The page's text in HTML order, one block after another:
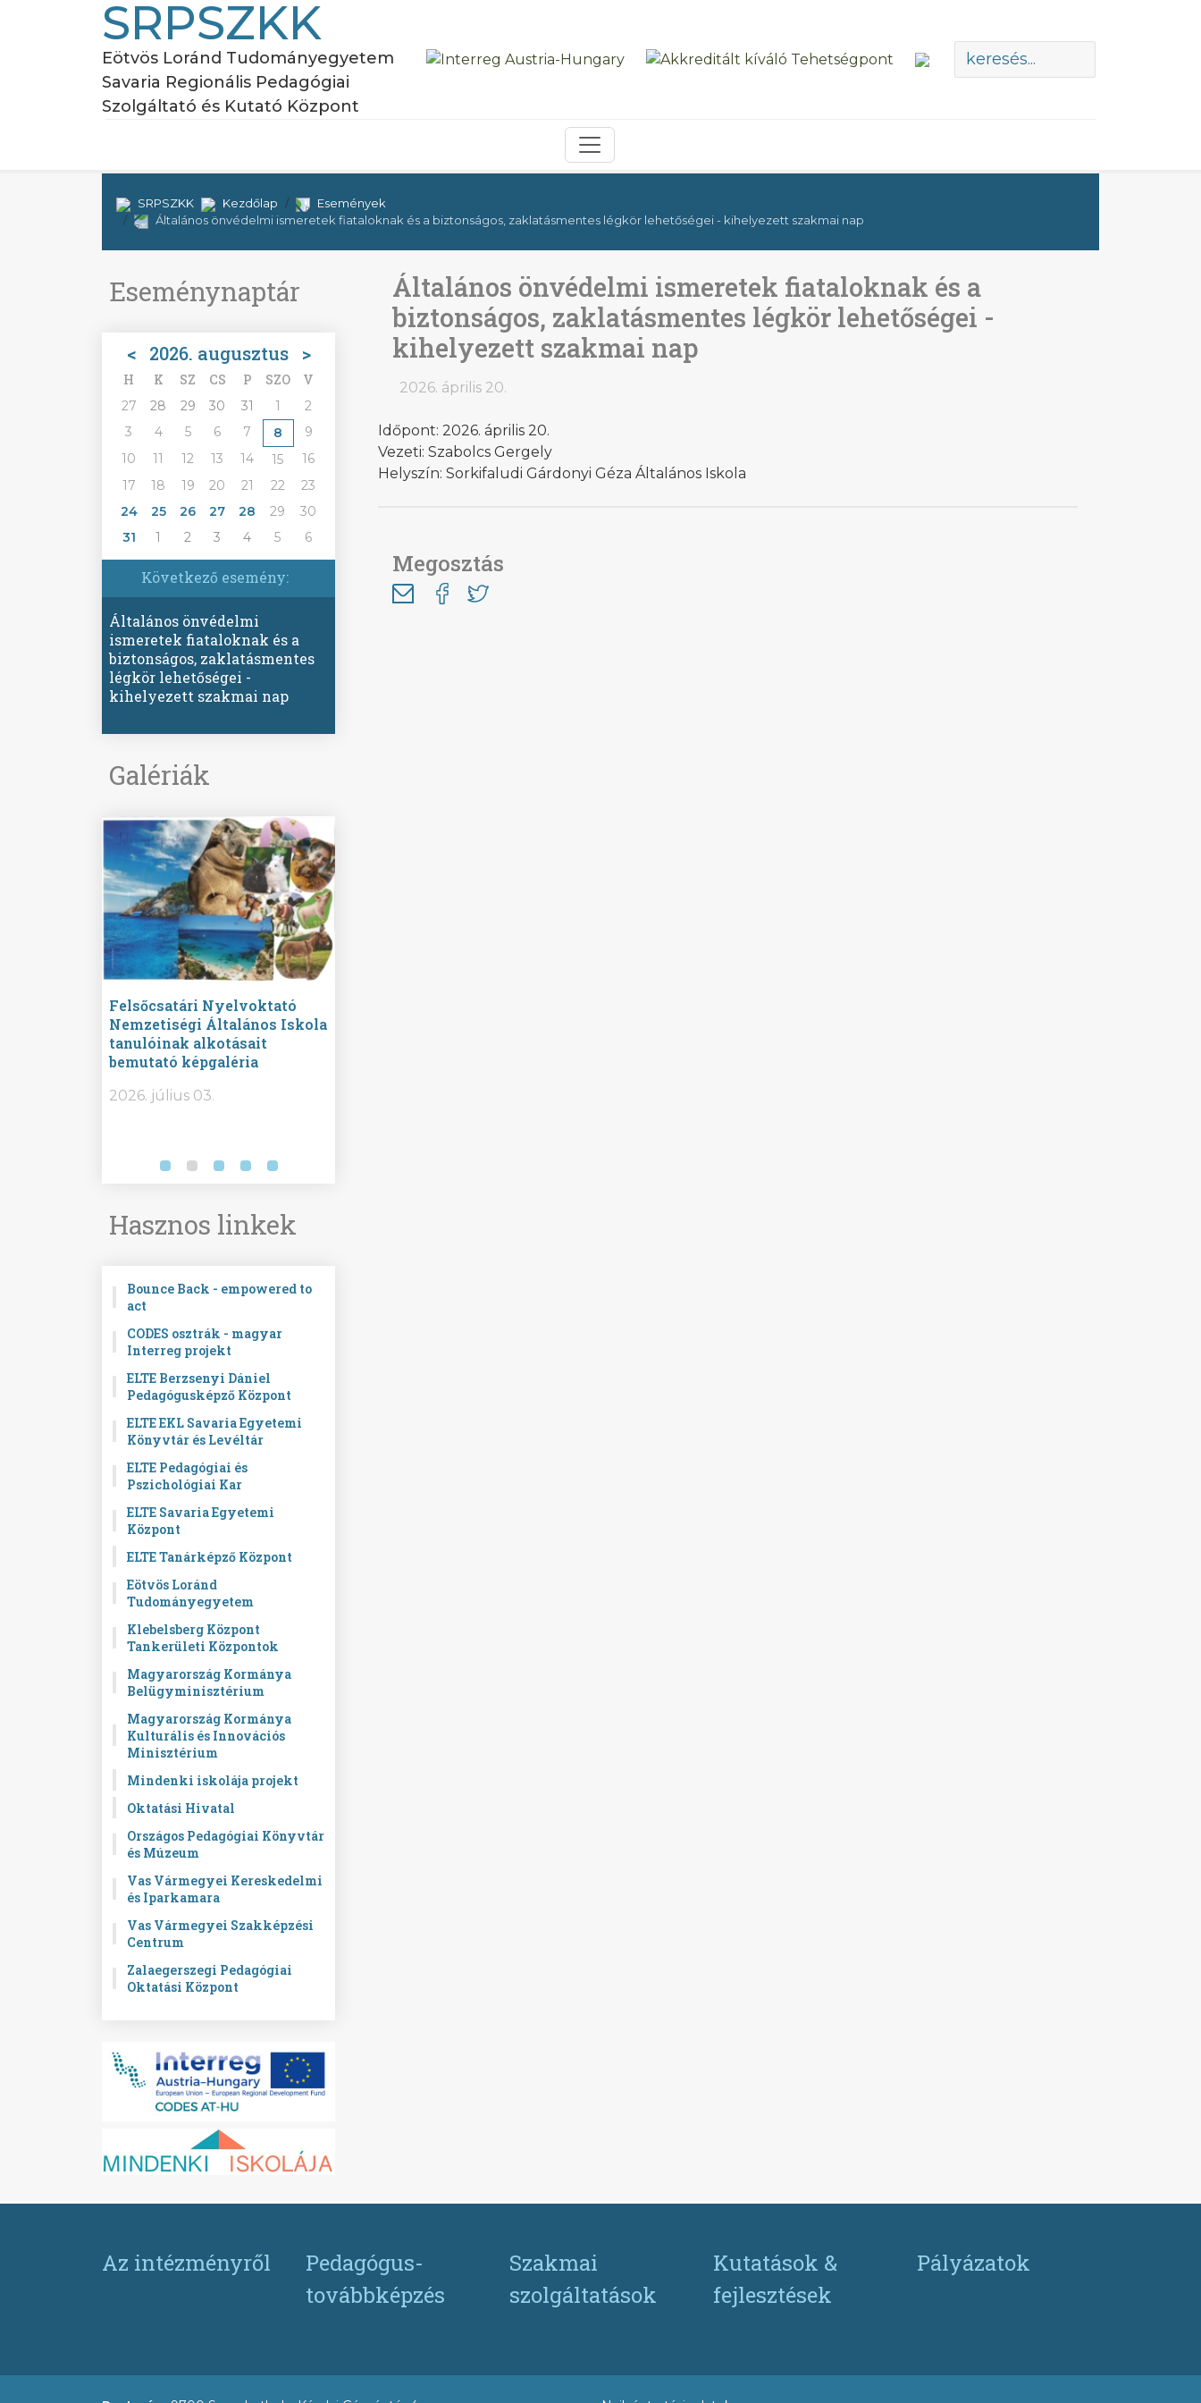
SRPSZKK
Eötvös Loránd Tudományegyetem
Savaria Regionális Pedagógiai
Szolgáltató és Kutató Központ
SRPSZKK Kezdőlap
Események
Általános önvédelmi ismeretek fiataloknak és a biztonságos, zaklatásmentes légkör lehetőségei - kihelyezett szakmai nap
Eseménynaptár
< 2026. augusztus >
H K SZ CS P SZO V
27 28 29 30 31 1
2
3
4 5 6 7 8
9
10
11 12 13 14 15
16
17
18 19 20 21 22
23
24
25 26 27 28 29
30
31
1 2 3 4 5 6
Következő esemény:
Általános önvédelmi
ismeretek fiataloknak és a
biztonságos, zaklatásmentes
légkör lehetőségei -
kihelyezett szakmai nap
Galériák
Felsőcsatári Nyelvoktató
Nemzetiségi Általános Iskola
tanulóinak alkotásait
bemutató képgaléria
2026. július 03.
Hasznos linkek
Bounce Back - empowered to
act
CODES osztrák - magyar
Interreg projekt
ELTE Berzsenyi Dániel
Pedagógusképző Központ
ELTE EKL Savaria Egyetemi
Könyvtár és Levéltár
ELTE Pedagógiai és
Pszichológiai Kar
ELTE Savaria Egyetemi
Központ
ELTE Tanárképző Központ
Eötvös Loránd
Tudományegyetem
Klebelsberg Központ
Tankerületi Központok
Magyarország Kormánya
Belügyminisztérium
Magyarország Kormánya
Kulturális és Innovációs
Minisztérium
Mindenki iskolája projekt
Oktatási Hivatal
Országos Pedagógiai Könyvtár
és Múzeum
Vas Vármegyei Kereskedelmi
és Iparkamara
Vas Vármegyei Szakképzési
Centrum
Zalaegerszegi Pedagógiai
Oktatási Központ
Általános önvédelmi ismeretek fiataloknak és a
biztonságos, zaklatásmentes légkör lehetőségei -
kihelyezett szakmai nap
2026. április 20.
Időpont: 2026. április 20.
Vezeti: Szabolcs Gergely
Helyszín: Sorkifaludi Gárdonyi Géza Általános Iskola
Megosztás
Az intézményről
Pedagógus-
továbbképzés
Szakmai
szolgáltatások
Kutatások &
fejlesztések
Pályázatok